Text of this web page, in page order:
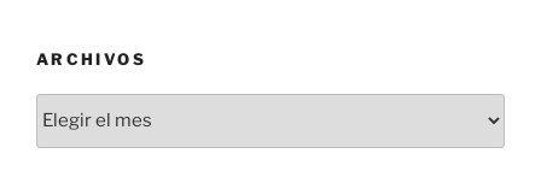
ARCHIVOS